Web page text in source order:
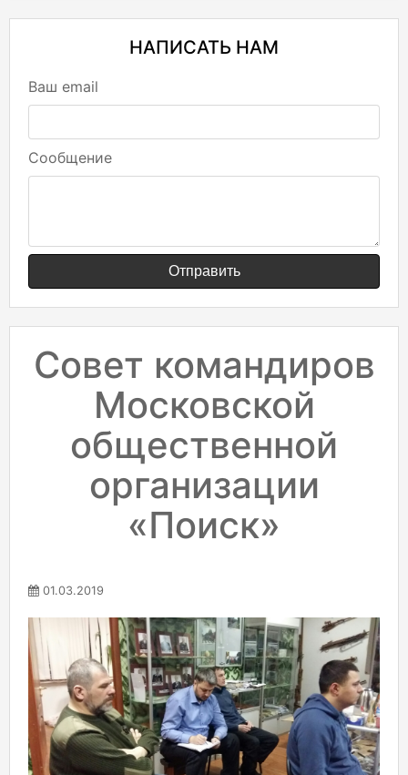
НАПИСАТЬ НАМ
Ваш email
Сообщение
Отправить
Совет командиров
Московской
общественной
организации
«Поиск»
01.03.2019